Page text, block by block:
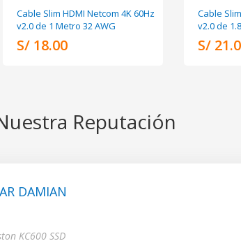
Cable Slim HDMI Netcom 4K 60Hz
v2.0 de 1 Metro 32 AWG
S/ 18.00
Cable
v2.0 de
S/
Reputación
DAMIAN
KC600 SSD